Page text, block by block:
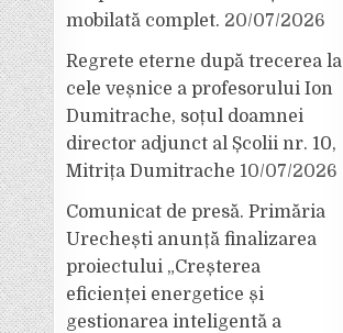
mobilată complet. 20/07/2026
Regrete eterne după trecerea la
cele veșnice a profesorului Ion
Dumitrache, soțul doamnei
director adjunct al Școlii nr. 10,
Mitrița Dumitrache 10/07/2026
Comunicat de presă. Primăria
Urechești anunță finalizarea
proiectului „Creșterea
eficienței energetice și
gestionarea inteligentă a